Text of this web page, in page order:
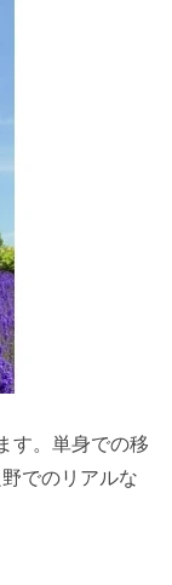
す。単身での移
でのリアルな